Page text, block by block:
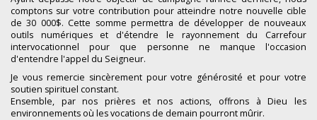
comptons sur votre contribution pour atteindre notre nouvelle cible
de 30 000$. Cette somme permettra de développer de nouveaux
outils numériques et d'étendre le rayonnement du Carrefour
intervocationnel pour que personne ne manque l'occasion
d'entendre l'appel du Seigneur.
Je vous remercie sincèrement pour votre générosité et pour votre
soutien spirituel constant.
Ensemble, par nos prières et nos actions, offrons à Dieu les
environnements où les vocations de demain pourront mûrir.